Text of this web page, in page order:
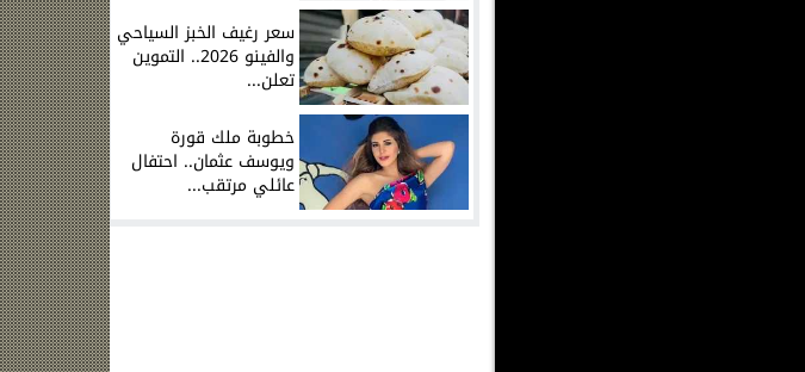
سعر رغيف الخبز السياحي
والفينو 2026.. التموين
تعلن...
خطوبة ملك قورة
ويوسف عثمان.. احتفال
عائلي مرتقب...